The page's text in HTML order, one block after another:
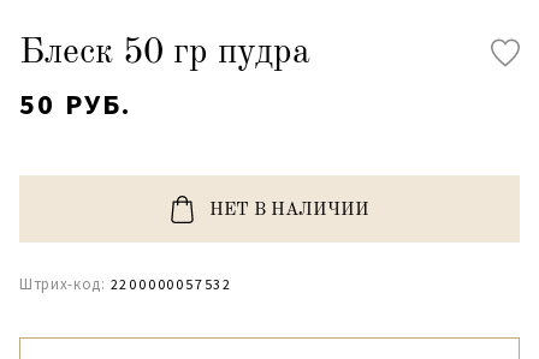
Блеск 50 гр пудра
50 РУБ.
НЕТ В НАЛИЧИИ
Штрих-код: 2200000057532